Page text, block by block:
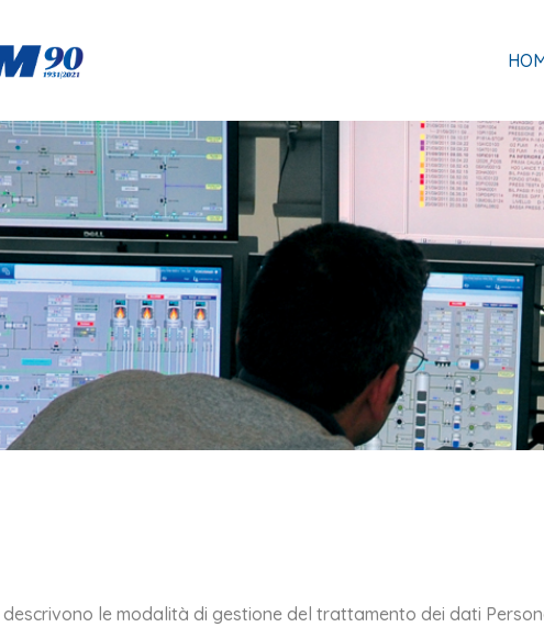
le modalità di gestione del trattamento dei dati